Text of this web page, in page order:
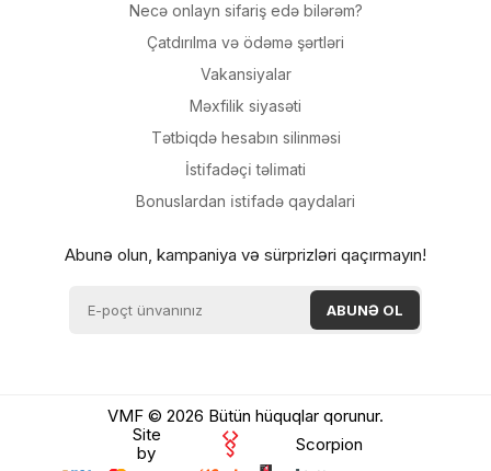
Necə onlayn sifariş edə bilərəm?
Çatdırılma və ödəmə şərtləri
Vakansiyalar
Məxfilik siyasəti
Tətbiqdə hesabın silinməsi
İsti̇fadəçi̇ təli̇mati
Bonuslardan i̇sti̇fadə qaydalari
Abunə olun, kampaniya və sürprizləri qaçırmayın!
VMF © 2026 Bütün hüquqlar qorunur.
Site
by
Scorpion